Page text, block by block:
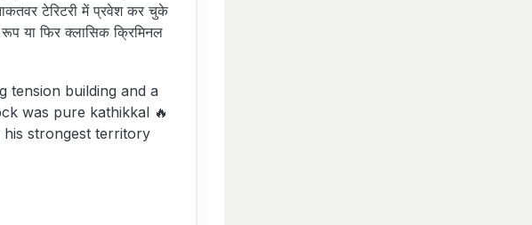
टेरिटरी में प्रवेश कर चुके
या फिर क्लासिक क्रिमिनल
tension building and a
was pure kathikkal 🔥
strongest territory